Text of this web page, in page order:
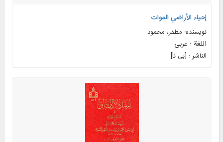
إحیاء الأراضي الموات
نویسنده: مظفر، محمود
اللغة : عربی
الناشر : [بی‌ نا]